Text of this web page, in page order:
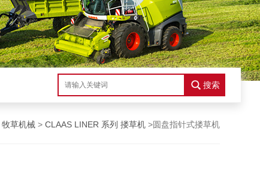
搜索
牧草机械> CLAAS LINER 系列 搂草机>圆盘指针式搂草机